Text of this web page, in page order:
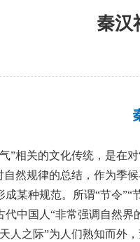
秦汉
”相关的文化传统，是在
自然规律的总结，作为季
某种规范。所谓“节令”“
代中国人“非常强调自然
人之际”为人们熟知而外